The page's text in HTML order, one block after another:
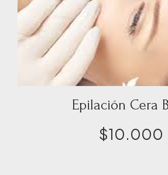
Epilación Cera
$10.000